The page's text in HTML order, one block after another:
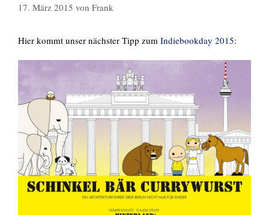
17. März 2015 von Frank
Hier kommt unser nächster Tipp zum Indiebookday 2015: